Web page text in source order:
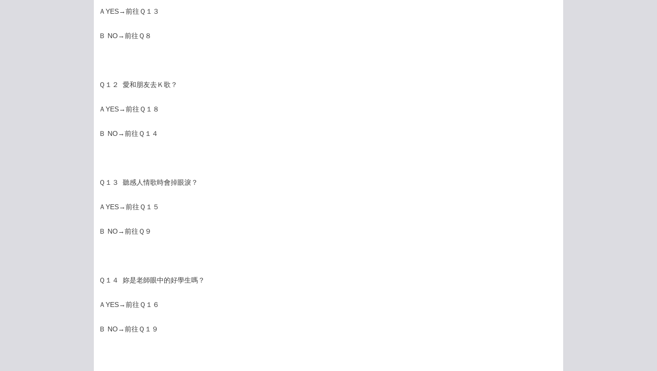
ＡYES→前往Ｑ１３
Ｂ NO→前往Ｑ８
Ｑ１２ 愛和朋友去Ｋ歌？
ＡYES→前往Ｑ１８
Ｂ NO→前往Ｑ１４
Ｑ１３ 聽感人情歌時會掉眼淚？
ＡYES→前往Ｑ１５
Ｂ NO→前往Ｑ９
Ｑ１４ 妳是老師眼中的好學生嗎？
ＡYES→前往Ｑ１６
Ｂ NO→前往Ｑ１９